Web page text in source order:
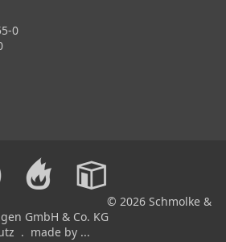
0
© 2026 Schmolke &
GmbH & Co. KG
. made by ...